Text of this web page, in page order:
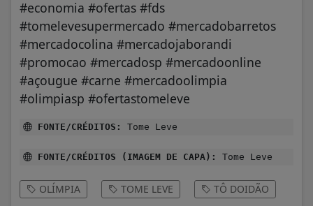
#economia #ofertas #fds
#tomelevesupermercado #mercadobarretos
#mercadocolina #mercadojaborandi
#promocao #mercadosp #mercadoonline
#açougue #carne #mercadoolimpia
#olimpiasp #ofertastomeleve
FONTE/CRÉDITOS: Tome Leve
FONTE/CRÉDITOS (IMAGEM DE CAPA): Tome Leve
OLÍMPIA TOME LEVE TÔ DOIDÃO